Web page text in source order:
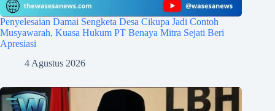
Penyelesaian Damai Sengketa Desa Cikupa Jadi Contoh
Musyawarah, Kuasa Hukum PT Benaya Mitra Sejati Beri
Apresiasi
4 Agustus 2026